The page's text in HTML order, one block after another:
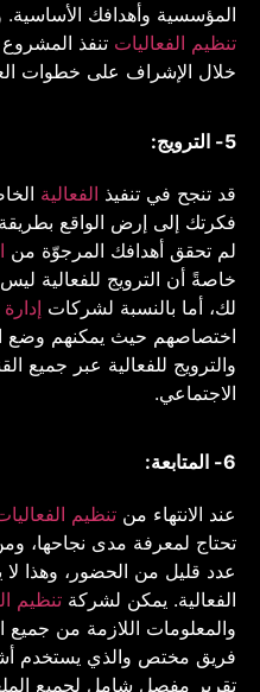
المؤسسية وأهدافك الأساسية.
تنظيم الفعاليات تنفذ
خلال الإشراف على خطوات
5- الترويج:
قد تنجح في تنفيذ الفعالية
فكرتك إلى إرض الواقع
لم تحقق أهدافك المرجوّة من
خاصةً أن الترويج للفعالية
لك، أما بالنسبة لشركات
اختصاصهم حيث يمكنهم وضع
والترويج للفعالية عبر جميع
الاجتماعي.
6- المتابعة:
عند الانتهاء من تنظيم
تحتاج لمعرفة مدى نجاحها،
عدد قليل من الحضور، وهذا
الفعالية. يمكن لشركة تنظيم
والمعلومات اللازمة من
فريق مختص والذي يستخدم
تقرير مفصل شامل لجميع